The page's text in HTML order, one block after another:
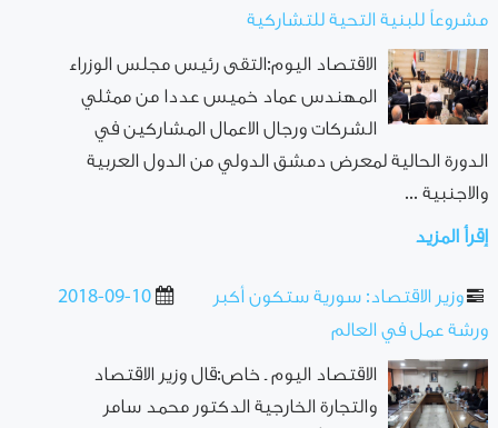
مشروعاً للبنية التحية للتشاركية
الاقتصاد اليوم:التقى رئيس مجلس الوزراء
المهندس عماد خميس عددا من ممثلي
الشركات ورجال الاعمال المشاركين في
الدورة الحالية لمعرض دمشق الدولي من الدول العربية
والاجنبية ...
إقرأ المزيد
2018-09-10
وزير الاقتصاد: سورية ستكون أكبر
ورشة عمل في العالم
الاقتصاد اليوم ـ خاص:قال وزير الاقتصاد
والتجارة الخارجية الدكتور محمد سامر